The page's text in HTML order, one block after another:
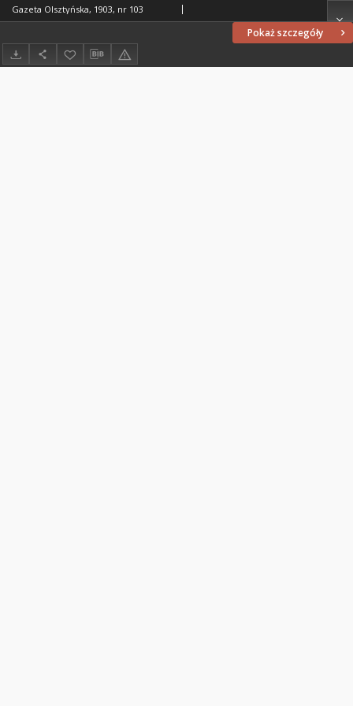
Pokaż szczegóły
Gazeta Olsztyńska, 1903, nr 103